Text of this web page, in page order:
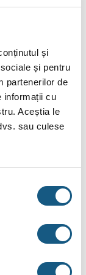
și
și pentru
partenerilor de
informații cu
Aceștia le
sau culese